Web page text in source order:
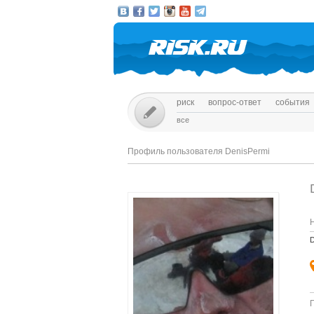
риск вопрос-ответ события
все
Профиль пользователя DenisPermi